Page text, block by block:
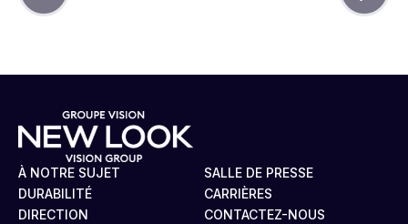
À NOTRE SUJET
DURABILITÉ
DIRECTION
SALLE DE PRESSE
CARRIÈRES
CONTACTEZ-NOUS